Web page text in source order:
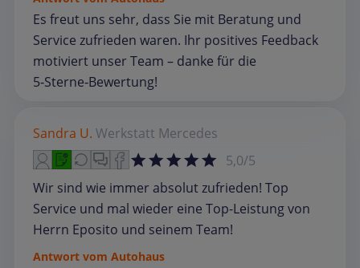
Es freut uns sehr, dass Sie mit Beratung und
Service zufrieden waren. Ihr positives Feedback
motiviert unser Team – danke für die
5‑Sterne‑Bewertung!
Sandra U. Werkstatt Mercedes
5,0/5
Wir sind wie immer absolut zufrieden! Top
Service und mal wieder eine Top-Leistung von
Herrn Eposito und seinem Team!
Antwort vom Autohaus